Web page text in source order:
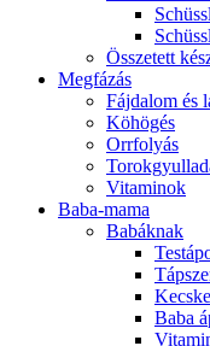
Összetett
Megfázás
Fájdalom és
Köhögés
Orrfolyás
Vitaminok
Baba-mama
Babáknak
Baba